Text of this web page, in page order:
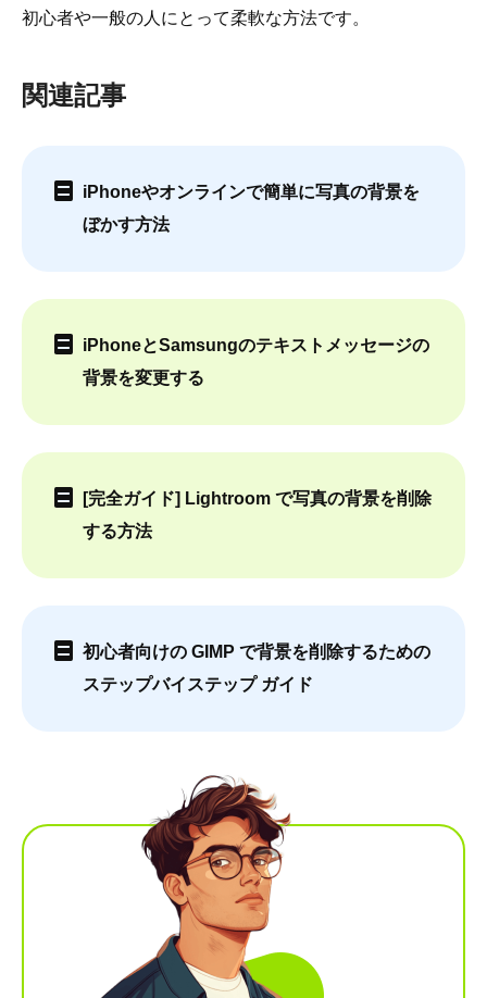
初心者や一般の人にとって柔軟な方法です。
関連記事
iPhoneやオンラインで簡単に写真の背景を
ぼかす方法
iPhoneとSamsungのテキストメッセージの
背景を変更する
[完全ガイド] Lightroom で写真の背景を削除
する方法
初心者向けの GIMP で背景を削除するための
ステップバイステップ ガイド